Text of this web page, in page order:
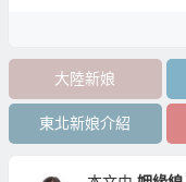
大陸新娘
東北新娘介紹